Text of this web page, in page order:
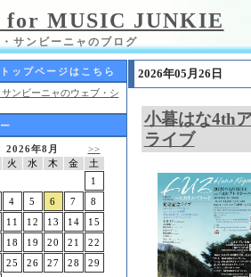
for MUSIC JUNKIE
サンビーニャのブログ
ップページはこちら
ンビーニャのウェブ・シ
2026年8月
>>
火 水 木 金
土
1
4 5 6 7
8
11 12 13 14
15
18 19 20 21
22
25 26 27 28
29
2026年05月26日
小暮はな4th
ライブ